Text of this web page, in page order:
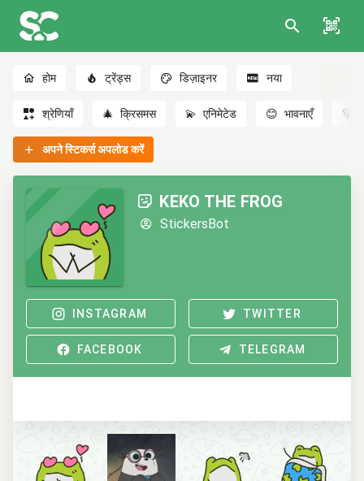
होम ट्रेंड्स डिज़ाइनर नया
श्रेणियाँ 🎄 क्रिसमस 💫 एनिमेटेड 😊 भावनाएँ 🐻
अपने स्टिकर्स अपलोड करें
KEKO THE FROG
StickersBot
INSTAGRAM TWITTER
FACEBOOK TELEGRAM